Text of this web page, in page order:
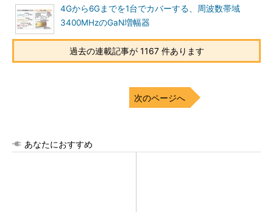
4Gから6Gまでを1台でカバーする、周波数帯域
3400MHzのGaN増幅器
過去の連載記事が 1167 件あります
次のページへ
あなたにおすすめ